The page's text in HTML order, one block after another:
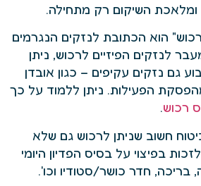
השיקום רק מתחילה.
רכוש" הוא הכתובת לנזקים הנגרמים
לנזקים הפיזיים לרכוש, ניתן
גם נזקים עקיפים – כגון אובדן
הפעילות. ניתן ללמוד על כך
רכוש.
חשוב שניתן לרכוש גם שלא
בפיצוי על בסיס הפדיון היומי
חדר כושר/סטודיו וכו'.